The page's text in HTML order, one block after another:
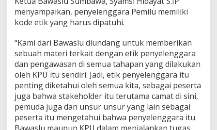
menyampaikan, penyelenggara Pemilu memiliki
kode etik yang harus dipatuhi.
“Kami dari Bawaslu diundang untuk memberikan
sebuah materi terkait dengan etik penyelenggara
dan pengawasan di semua tahapan yang dilakukan
oleh KPU itu sendiri. Jadi, etik penyelenggara itu
penting diketahui oleh semua kita, sebagai peserta
juga bahwa stakeholder itu terutama camat di sini,
pemuda juga dan unsur unsur yang lain sebagai
peserta itu mengetahui bahwa penyelenggara itu